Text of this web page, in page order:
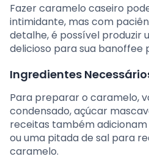
Fazer caramelo caseiro
intimidante, mas com
detalhe, é possível produzir
delicioso para sua banoffee
Ingredientes
Para preparar o caramelo,
condensado, açúcar
receitas também
ou uma pitada de sal para
caramelo.